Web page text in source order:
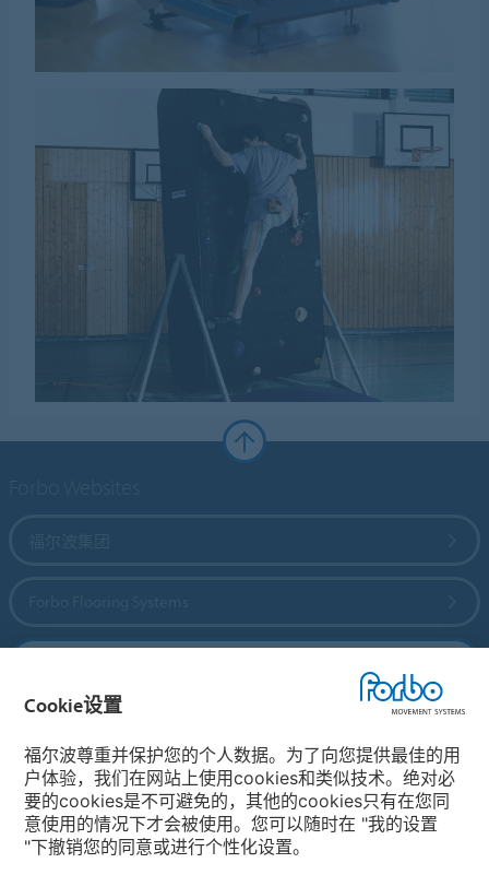
选择国家
选择您所在的国家
Cookie设置
福尔波尊重并保护您的个人数据。为了向您提供最佳的用
户体验，我们在网站上使用cookies和类似技术。绝对必
要的cookies是不可避免的，其他的cookies只有在您同
意使用的情况下才会被使用。您可以随时在 "我的设置
"下撤销您的同意或进行个性化设置。